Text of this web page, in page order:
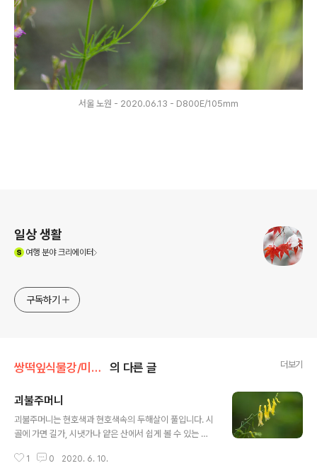
서울 노원 - 2020.06.13 - D800E/105mm
일상 생활
여행분야 크리에이터
구독하기
쌍떡잎식물강/미나리아재비목 의 다른 글 더보기
괴불주머니
괴불주머니는 현호색과 현호색속의 두해살이 풀입니다. 시
골에 가면 길가, 시냇가나 얕은 산에서 쉽게 볼 수 있는 꽃
를 닮아서 붙여진 이름이라고 합니다. 참고자료) 괴불주머
1 0 2020. 6. 10.